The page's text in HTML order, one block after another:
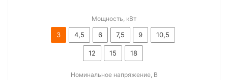
Мощность, кВт
3 4,5 6 7,5 9 10,5
12 15 18
Номинальное напряжение, В